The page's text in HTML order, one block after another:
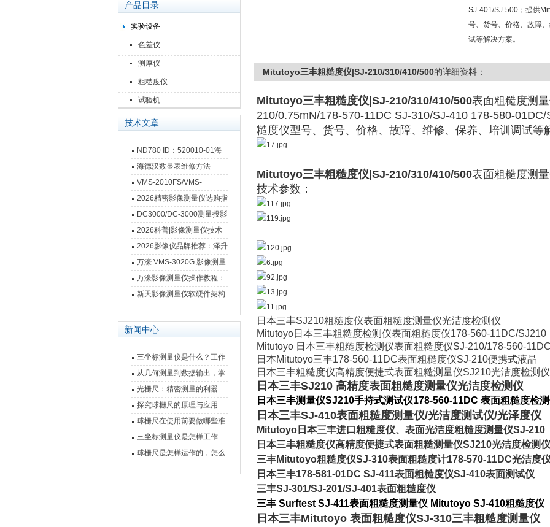
产品目录
实验设备
色差仪
测厚仪
粗糙度仪
试验机
技术文章
ND780 ID：520010-01海
德汉数显表故障维修内容
海德汉数显表维修方法
VMS-2010FS/VMS-
3020FS/VMS-4030FS手动
影像测量仪技术参数
2026精密影像测量仪选购指
南 靠谱品牌一站式选型推荐
DC3000/DC-3000测量投影
仪万濠数据处理器数显表故
障维修方法
2026科普|影像测量仪技术
原理、分类及选型应用
2026影像仪品牌推荐：泽升
影像测量仪选型指南
万濠 VMS-3020G 影像测量
仪技术规格与应用解析
万濠影像测量仪操作教程：
从开机到出报告，新手也能
新天影像测量仪软硬件架构
新闻中心
三坐标测量仪是什么？工作
原理、分类与核心功能一次
讲清
从几何测量到数据输出，掌
握万濠影像测量仪的六大核
心能力
光栅尺：精密测量的利器
探究球栅尺的原理与应用
球栅尺在使用前要做哪些准
备工作？
三坐标测量仪是怎样工作
的，功能有什么优势？
球栅尺是怎样运作的，怎么
SJ-401/SJ-500；提供
号、货号、价格、故障
试等解决方案。
Mitutoyo三丰粗糙度仪|SJ-210/310/410/500的详细资料：
Mitutoyo三丰粗糙度仪|SJ-210/310/410/500表面粗糙度测
210/0.75mN/178-570-11DC SJ-310/SJ-410 178-580-
糙度仪型号、货号、价格、故障、维修、保养、培训调试等
Mitutoyo三丰粗糙度仪|SJ-210/310/410/500表面粗糙度测
技术参数：
日本三丰SJ210粗糙度仪表面粗糙度测量仪光洁度检测仪
Mitutoyo日本三丰粗糙度检测仪表面粗糙度仪178-560-11DC/SJ210
Mitutoyo 日本三丰粗糙度检测仪表面粗糙度仪SJ-210/178-560-11DC
日本Mitutoyo三丰178-560-11DC表面粗糙度仪SJ-210便携式液晶
日本三丰粗糙度仪高精度便捷式表面粗糙测量仪SJ210光洁度检测仪
日本三丰SJ210 高精度表面粗糙度测量仪光洁度检测仪
日本三丰测量仪SJ210手持式测试仪178-560-11DC 表面粗糙度检
日本三丰SJ-410表面粗糙度测量仪/光洁度测试仪/光泽度仪
Mitutoyo日本三丰进口粗糙度仪、表面光洁度粗糙度测量仪SJ-210
日本三丰粗糙度仪高精度便捷式表面粗糙测量仪SJ210光洁度检测仪
三丰Mitutoyo粗糙度仪SJ-310表面粗糙度计178-570-11DC光洁度仪
日本三丰178-581-01DC SJ-411表面粗糙度仪SJ-410表面测试仪
三丰SJ-301/SJ-201/SJ-401表面粗糙度仪
三丰 Surftest SJ-411表面粗糙度测量仪 Mitutoyo SJ-410粗糙度仪
日本三丰Mitutoyo 表面粗糙度仪SJ-310三丰粗糙度测量仪